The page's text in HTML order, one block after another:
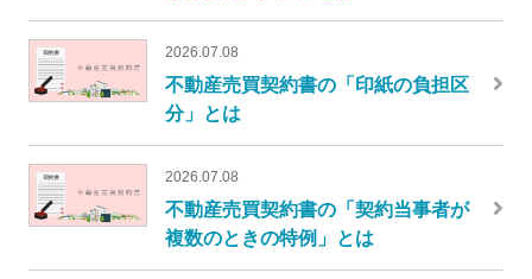
2026.07.08
不動産売買契約書の「印紙の負担区
分」とは
2026.07.08
不動産売買契約書の「契約当事者が
複数のときの特例」とは